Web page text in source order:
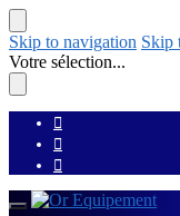
Skip to navigation Skip
Votre sélection...